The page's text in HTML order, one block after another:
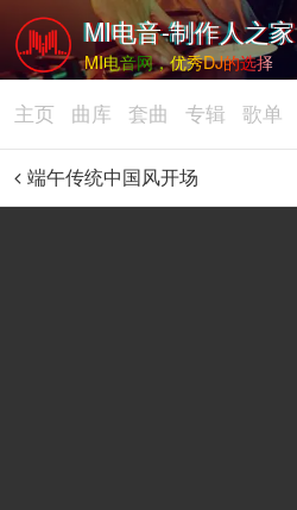
MI电音-制作人之家
MI电音网，优秀DJ的选择
主页 曲库 套曲 专辑 歌单
端午传统中国风开场